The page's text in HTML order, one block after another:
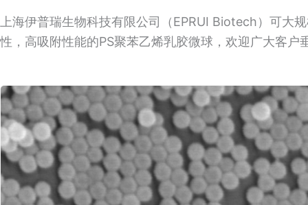
上海伊普瑞生物科技有限公司（EPRUI Biotech）可大
性，高吸附性能的PS聚苯乙烯乳胶微球，欢迎广大客户